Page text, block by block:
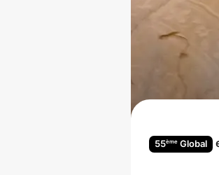
55ème Global